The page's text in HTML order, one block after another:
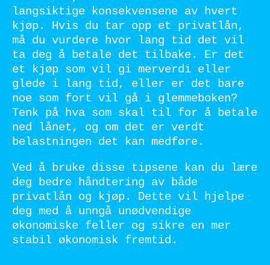
langsiktige konsekvensene av hvert
kjøp. Hvis du tar opp et privatlån,
må du vurdere hvor lang tid det vil
ta deg å betale det tilbake. Er det
et kjøp som vil gi merverdi eller
glede i lang tid, eller er det bare
noe som fort vil gå i glemmeboken?
Tenk på hva som skal til for å betale
ned lånet, og om det er verdt
belastningen det kan medføre.
Ved å bruke disse tipsene kan du lære
deg bedre håndtering av både
privatlån og kjøp. Dette vil hjelpe
deg med å unngå unødvendige
økonomiske feller og sikre en mer
stabil økonomisk fremtid.